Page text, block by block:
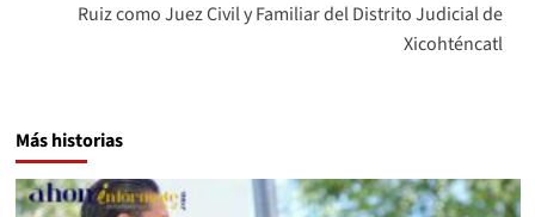
Ruiz como Juez Civil y Familiar del Distrito Judicial de
Xicohténcatl
Más historias